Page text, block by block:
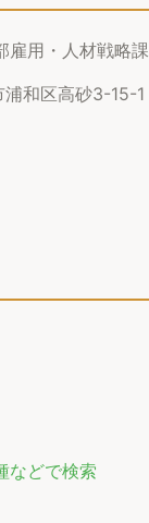
雇用・人材戦略課
和区高砂3-15-1
などで検索